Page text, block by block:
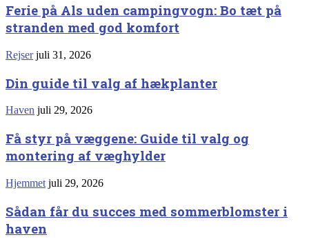
Ferie på Als uden campingvogn: Bo tæt på
stranden med god komfort
Rejser juli 31, 2026
Din guide til valg af hækplanter
Haven juli 29, 2026
Få styr på væggene: Guide til valg og
montering af væghylder
Hjemmet juli 29, 2026
Sådan får du succes med sommerblomster i
haven